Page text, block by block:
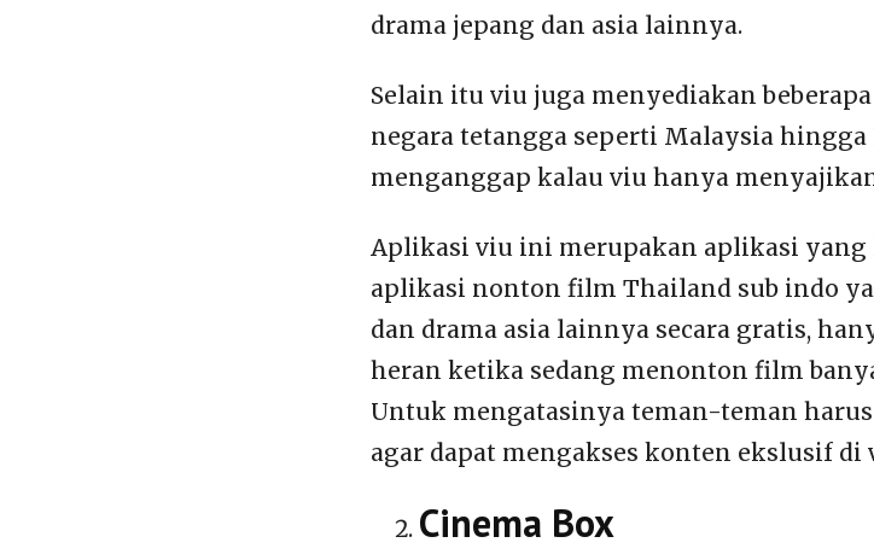
drama jepang dan asia lainnya.
Selain itu viu juga menyediakan
negara tetangga seperti Malaysia
menganggap kalau viu hanya
Aplikasi viu ini merupakan aplikasi yang
aplikasi nonton film Thailand sub indo
dan drama asia lainnya secara gratis,
heran ketika sedang menonton film
Untuk mengatasinya teman-teman
agar dapat mengakses konten ekslusif di
Cinema Box